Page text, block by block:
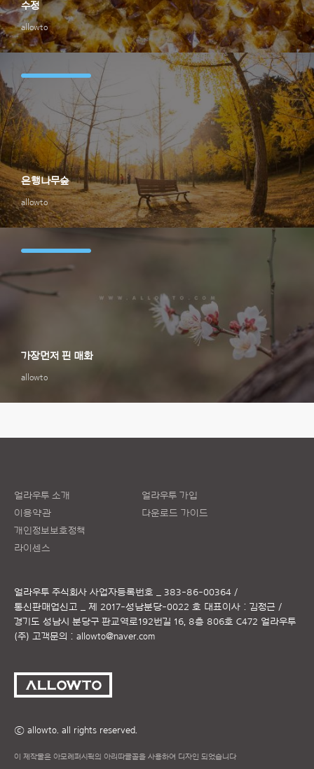
allowto
수정
allowto
은행나무숲
allowto
가장먼저 핀 매화
얼라우투 소개
이용약관
개인정보보호정책
라이센스
얼라우투 가입
다운로드 가이드
얼라우투 주식회사 사업자등록번호 _ 383-86-00364 /
통신판매업신고 _ 제 2017-성남분당-0022 호 대표이사 : 김정근 /
경기도 성남시 분당구 판교역로192번길 16, 8층 806호 C472 얼라우투
(주) 고객문의 : allowto@naver.com
ⓒ allowto. all rights reserved.
이 제작물은 아모레퍼시픽의 아리따글꼴을 사용하여 디자인 되었습니다